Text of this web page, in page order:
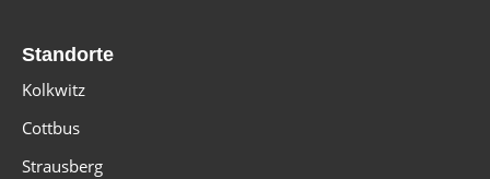
Standorte
Kolkwitz
Cottbus
Strausberg